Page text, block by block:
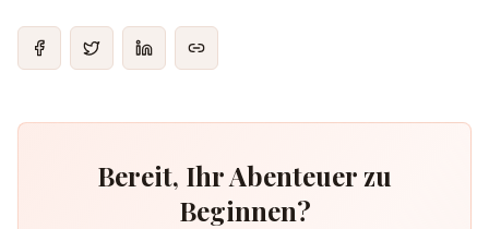
Bereit, Ihr Abenteuer zu
Beginnen?